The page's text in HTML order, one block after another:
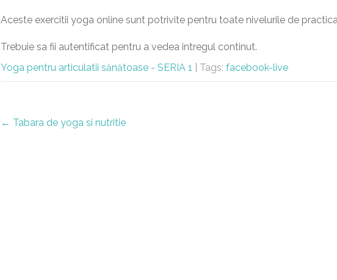
Aceste exercitii yoga online sunt potrivite pentru toate nivelurile de
Trebuie sa fii autentificat pentru a vedea intregul continut.
Yoga pentru articulatii sănătoase - SERIA 1
| Tags: facebook-live
Post
navigation
← Tabara de yoga si nutritie